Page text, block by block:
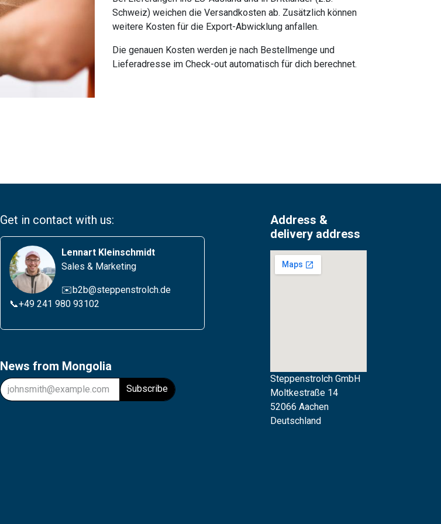
Schweiz) weichen die Versandkosten ab. Zusätzlich können
weitere Kosten für die Export-Abwicklung anfallen.
Die genauen Kosten werden je nach Bestellmenge und
Lieferadresse im Check-out automatisch für dich berechnet.
Get in contact with us:
Lennart Kleinschmidt
Sales & Marketing
✉️b2b@steppenstrolch.de
📞+49 241 980 93102
Address &
delivery address
Steppenstrolch GmbH
Moltkestraße 14
52066 Aachen
Deutschland
News from Mongolia
Subscribe